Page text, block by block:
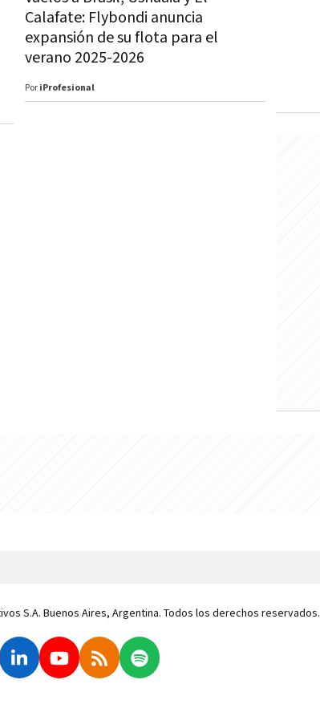
Calafate: Flybondi anuncia
expansión de su flota para el
verano 2025-2026
Por iProfesional
S.A. Buenos Aires, Argentina. Todos los derechos reservados.